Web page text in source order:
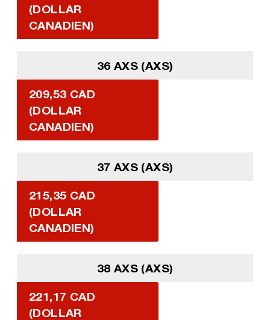
(DOLLAR
CANADIEN)
36 AXS (AXS)
209,53 CAD
(DOLLAR
CANADIEN)
37 AXS (AXS)
215,35 CAD
(DOLLAR
CANADIEN)
38 AXS (AXS)
221,17 CAD
(DOLLAR